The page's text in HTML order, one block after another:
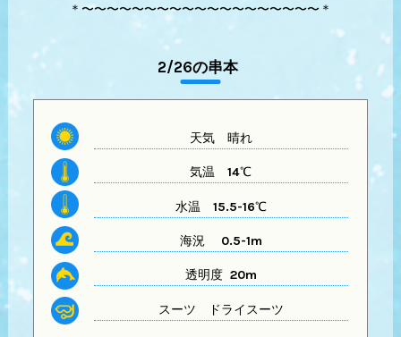
＊〜〜〜〜〜〜〜〜〜〜〜〜〜〜〜〜〜〜〜＊
2/26の串本
天気晴れ
気温 14℃
水温 15.5-16℃
海況 0.5-1m
透明度 20m
スーツ ドライスーツ